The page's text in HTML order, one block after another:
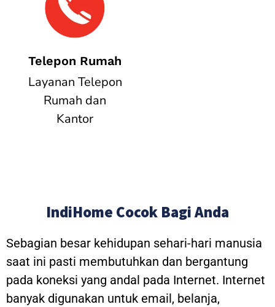
Telepon Rumah
Layanan Telepon
Rumah dan
Kantor
IndiHome Cocok Bagi Anda
Sebagian besar kehidupan sehari-hari manusia
saat ini pasti membutuhkan dan bergantung
pada koneksi yang andal pada Internet. Internet
banyak digunakan untuk email, belanja,